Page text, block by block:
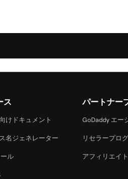
ス
けドキュメント
名ジェネレーター
ル
パートナー
GoDaddy エー
リセラープロ
アフィリエイト